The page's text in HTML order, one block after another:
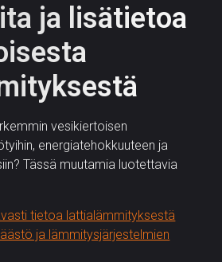
ja lisätietoa
vesikiertoisen
energiatehokkuuteen ja
Tässä muutamia luotettavia
tietoa lattialämmityksestä
ja lämmitysjärjestelmien